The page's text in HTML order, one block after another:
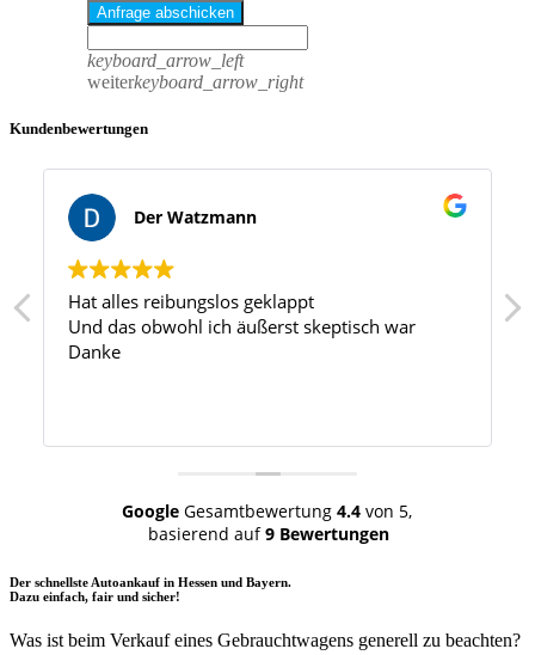
Anfrage abschicken
keyboard_arrow_left
weiterkeyboard_arrow_right
Kundenbewertungen
Der Watzmann
Hat alles reibungslos geklappt
Und das obwohl ich äußerst skeptisch war
Danke
GoogleGesamtbewertung 4.4von 5,
basierend auf9 Bewertungen
Der schnellste Autoankauf in Hessen und Bayern.
Dazu einfach, fair und sicher!
Was ist beim Verkauf eines Gebrauchtwagens generell zu beachten?